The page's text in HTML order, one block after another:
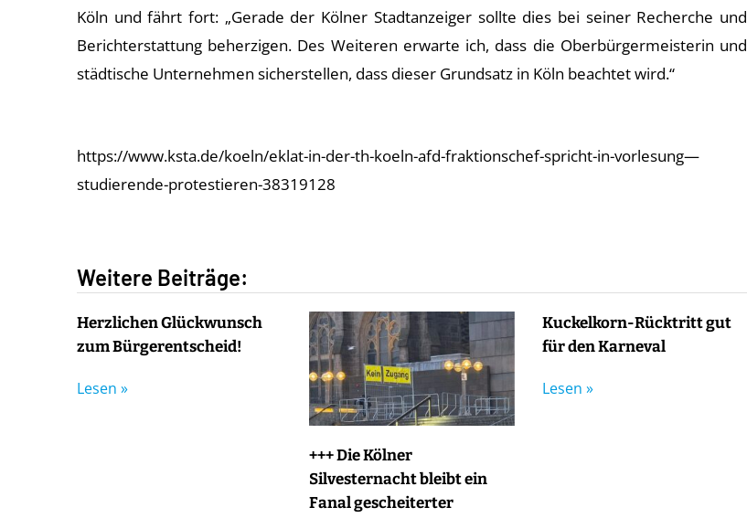
Köln und fährt fort: „Gerade der Kölner Stadtanzeiger sollte dies bei seiner Recherche und
Berichterstattung beherzigen. Des Weiteren erwarte ich, dass die Oberbürgermeisterin und
städtische Unternehmen sicherstellen, dass dieser Grundsatz in Köln beachtet wird.“
https://www.ksta.de/koeln/eklat-in-der-th-koeln-afd-fraktionschef-spricht-in-vorlesung—
studierende-protestieren-38319128
Weitere Beiträge:
Herzlichen Glückwunsch
zum Bürgerentscheid!
Lesen »
+++ Die Kölner
Silvesternacht bleibt ein
Fanal gescheiterter
Kuckelkorn-Rücktritt gut
für den Karneval
Lesen »